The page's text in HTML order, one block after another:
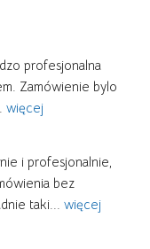
profesjonalna
Zamówienie bylo
więcej
i profesjonalnie,
bez
taki... więcej